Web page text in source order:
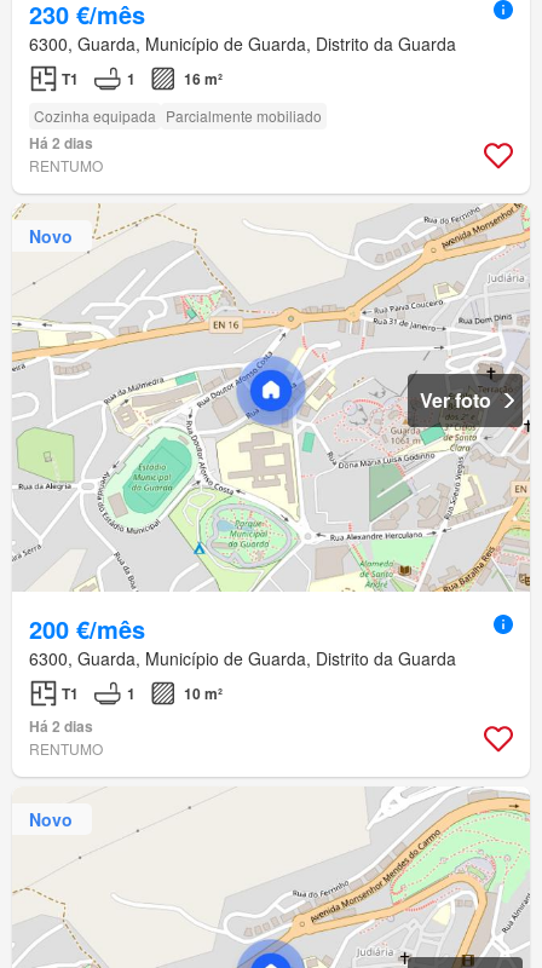
230 €/mês
6300, Guarda, Município de Guarda, Distrito da Guarda
T1 1 16 m²
Cozinha equipada Parcialmente mobiliado
Há 2 dias
RENTUMO
Novo
Ver foto
200 €/mês
6300, Guarda, Município de Guarda, Distrito da Guarda
T1 1
10 m²
Há 2 dias
RENTUMO
Novo